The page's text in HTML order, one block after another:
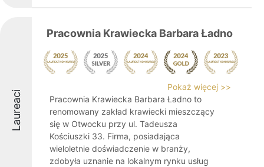
Laureaci
Pracownia Krawiecka Barbara Ładno
Pokaż więcej >>
Pracownia Krawiecka Barbara Ładno to
renomowany zakład krawiecki mieszczący
się w Otwocku przy ul. Tadeusza
Kościuszki 33. Firma, posiadająca
wieloletnie doświadczenie w branży,
zdobyła uznanie na lokalnym rynku usług